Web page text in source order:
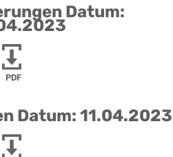
Datum:
PDF
Datum: 11.04.2023